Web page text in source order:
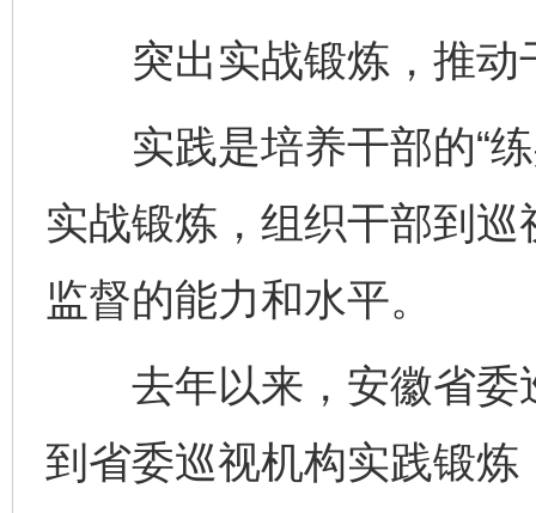
突出实战锻炼，推动
实践是培养干部的“练
实战锻炼，组织干部到
监督的能力和水平。
去年以来，安徽省委
到省委巡视机构实践锻